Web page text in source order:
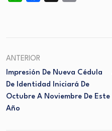
ANTERIOR
Impresión De Nueva Cédula
De Identidad Iniciará De
Octubre A Noviembre De Este
Año